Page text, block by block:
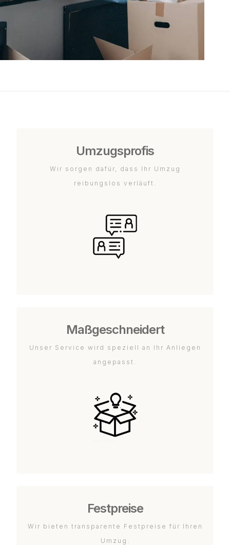
Umzugsprofis
Wir sorgen dafür, dass Ihr Umzug
reibungslos verläuft.
Maßgeschneidert
Unser Service wird speziell an Ihr Anliegen
angepasst.
Festpreise
Wir bieten transparente Festpreise für Ihren
Umzug.